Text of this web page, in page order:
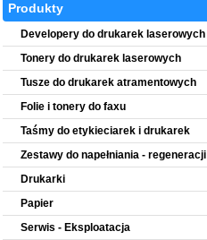
Produkty
Developery do drukarek laserowych
Tonery do drukarek laserowych
Tusze do drukarek atramentowych
Folie i tonery do faxu
Taśmy do etykieciarek i drukarek
Zestawy do napełniania - regeneracji
Drukarki
Papier
Serwis - Eksploatacja